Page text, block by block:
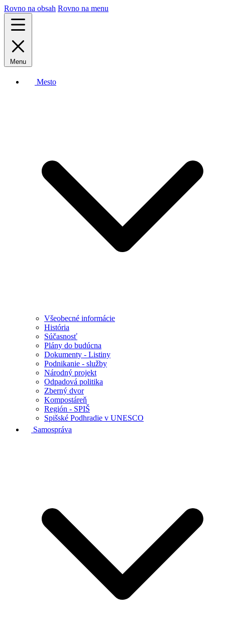
Rovno na obsah Rovno na menu
Menu
Mesto
Všeobecné informácie
História
Súčasnosť
Plány do budúcna
Dokumenty - Listiny
Podnikanie - služby
Národný projekt
Odpadová politika
Zberný dvor
Kompostáreň
Región - SPIŠ
Spišské Podhradie v UNESCO
Samospráva